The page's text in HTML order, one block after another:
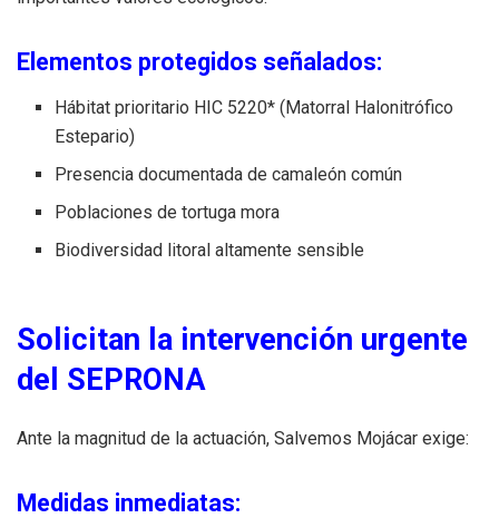
Elementos protegidos señalados:
Hábitat prioritario HIC 5220* (Matorral Halonitrófico
Estepario)
Presencia documentada de camaleón común
Poblaciones de tortuga mora
Biodiversidad litoral altamente sensible
Solicitan la intervención urgente
del SEPRONA
Ante la magnitud de la actuación, Salvemos Mojácar exige:
Medidas inmediatas: